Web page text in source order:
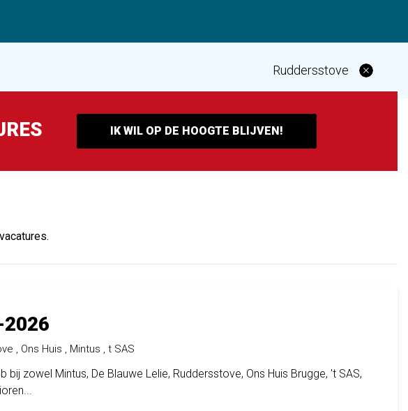
Ruddersstove
IK WIL OP DE HOOGTE BLIJVEN!
, Ons Huis , Mintus , t SAS
zowel Mintus, De Blauwe Lelie, Ruddersstove, Ons Huis Brugge, 't SAS,